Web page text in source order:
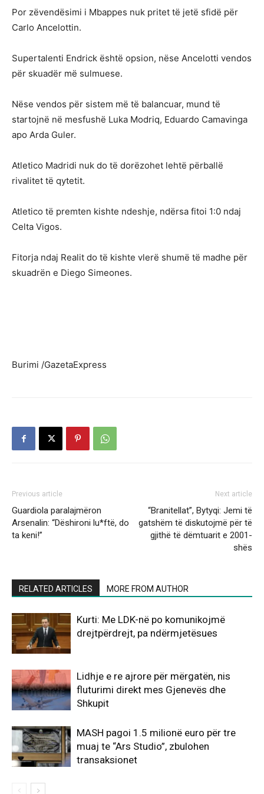
Por zëvendësimi i Mbappes nuk pritet të jetë sfidë për
Carlo Ancelottin.
Supertalenti Endrick është opsion, nëse Ancelotti vendos
për skuadër më sulmuese.
Nëse vendos për sistem më të balancuar, mund të
startojnë në mesfushë Luka Modriq, Eduardo Camavinga
apo Arda Guler.
Atletico Madridi nuk do të dorëzohet lehtë përballë
rivalitet të qytetit.
Atletico të premten kishte ndeshje, ndërsa fitoi 1:0 ndaj
Celta Vigos.
Fitorja ndaj Realit do të kishte vlerë shumë të madhe për
skuadrën e Diego Simeones.
Burimi /GazetaExpress
Previous article
Guardiola paralajmëron
Arsenalin: “Dëshironi lu*ftë, do
ta keni!”
Next article
“Branitellat”, Bytyqi: Jemi të
gatshëm të diskutojmë për të
gjithë të dëmtuarit e 2001-
shës
RELATED ARTICLES MORE FROM AUTHOR
Kurti: Me LDK-në po komunikojmë
drejtpërdrejt, pa ndërmjetësues
Lidhje e re ajrore për mërgatën, nis
fluturimi direkt mes Gjenevës dhe
Shkupit
MASH pagoi 1.5 milionë euro për tre
muaj te “Ars Studio”, zbulohen
transaksionet